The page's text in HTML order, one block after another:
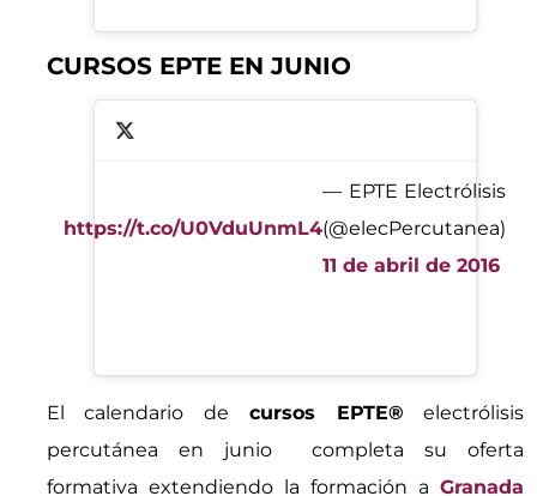
CURSOS EPTE EN JUNIO
https://t.co/U0VduUnmL4
— EPTE Electrólisis
(@elecPercutanea)
11 de abril de 2016
El calendario de cursos EPTE® electrólisis
percutánea en junio completa su oferta
formativa extendiendo la formación a Granada